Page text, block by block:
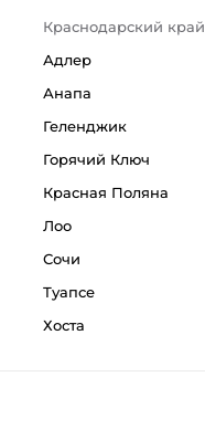
Краснодарский край
Адлер
Анапа
Геленджик
Горячий Ключ
Красная Поляна
Лоо
Сочи
Туапсе
Хоста